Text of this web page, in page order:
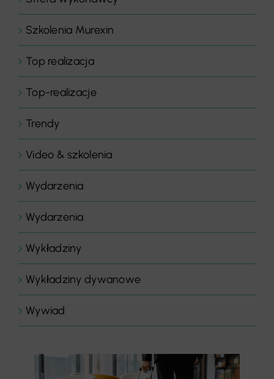
Szkolenia Murexin
Top realizacja
Top-realizacje
Trendy
Video & szkolenia
Wydarzenia
Wydarzenia
Wykładziny
Wykładziny dywanowe
Wywiad